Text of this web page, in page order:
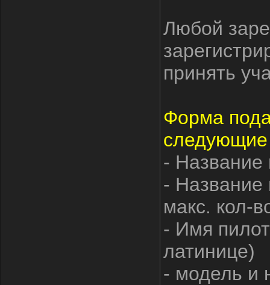
Любой
принять
Форма
- Название
- Название
макс. кол-
- Имя
латинице)
- модель и